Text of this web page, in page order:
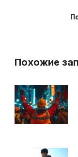
Похожие